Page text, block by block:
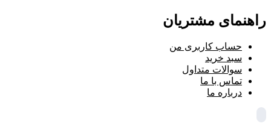
راهنمای مشتریان
حساب کاربری من
سبد خرید
سوالات متداول
تماس با ما
درباره ما